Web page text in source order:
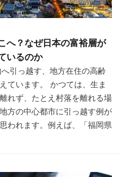
へ？なぜ日本の富裕層が
いるのか
引っ越す、地方在住の高齢
ています。 かつては、生ま
れず、たとえ村落を離れる場
方の中心都市に引っ越す例が
われます。例えば、「福岡県